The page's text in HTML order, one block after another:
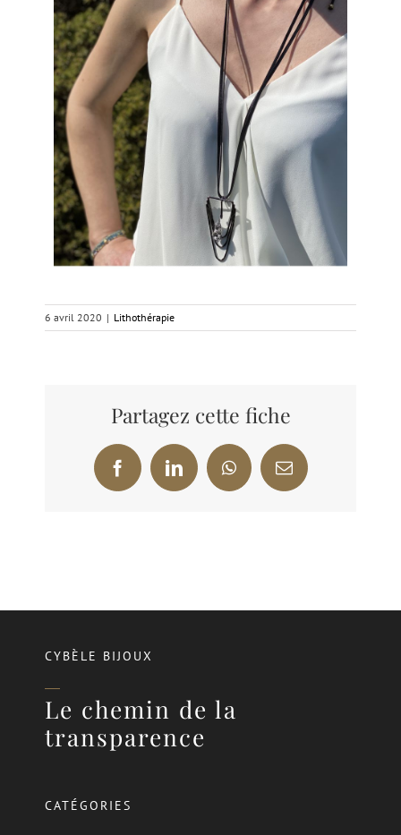
6 avril 2020 | Lithothérapie
Partagez cette fiche
FacebookLinkedInWhatsAppEmail
CYBÈLE BIJOUX
Le chemin de la
transparence
CATÉGORIES